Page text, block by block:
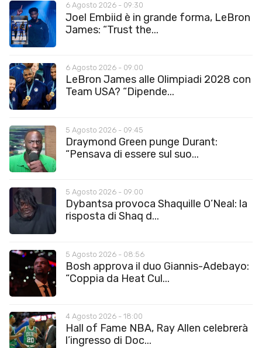
6 Agosto 2026 - 09:30
Joel Embiid è in grande forma, LeBron
James: “Trust the...
6 Agosto 2026 - 09:00
LeBron James alle Olimpiadi 2028 con
Team USA? “Dipende...
5 Agosto 2026 - 09:45
Draymond Green punge Durant:
“Pensava di essere sul suo...
5 Agosto 2026 - 09:00
Dybantsa provoca Shaquille O’Neal: la
risposta di Shaq d...
5 Agosto 2026 - 08:56
Bosh approva il duo Giannis-Adebayo:
“Coppia da Heat Cul...
4 Agosto 2026 - 18:00
Hall of Fame NBA, Ray Allen celebrerà
l’ingresso di Doc...